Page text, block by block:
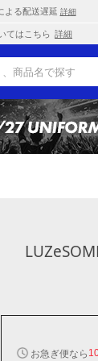
よる配送遅延 詳細
てはこちら 詳細
お急ぎ便なら